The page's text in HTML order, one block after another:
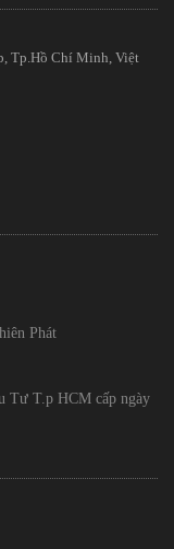
Tp.Hồ Chí Minh, Việt
Phát
Tư T.p HCM cấp ngày